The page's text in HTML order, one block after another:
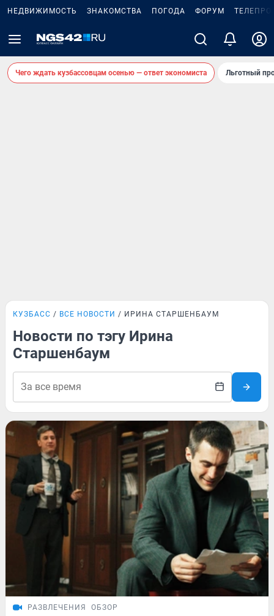
НЕДВИЖИМОСТЬ ЗНАКОМСТВА ПОГОДА ФОРУМ
Чего ждать кузбассовцам осенью — ответ экономиста Льготный
КУЗБАСС ВСЕ НОВОСТИ ИРИНА СТАРШЕНБАУМ
Новости по тэгу Ирина
Старшенбаум
РАЗВЛЕЧЕНИЯ ОБЗОР